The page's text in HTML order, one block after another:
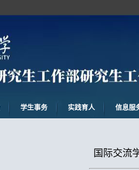
学生事务 实践育人 信息服
国际交流